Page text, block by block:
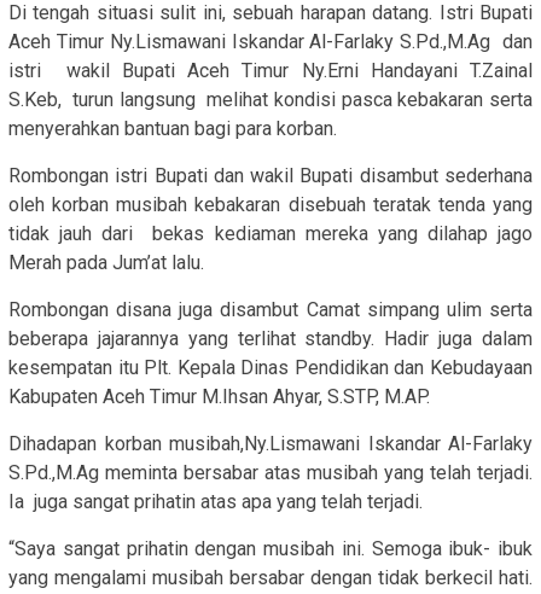
Di tengah situasi sulit ini, sebuah harapan datang. Istri Bupati
Aceh Timur Ny.Lismawani Iskandar Al-Farlaky S.Pd.,M.Ag dan
istri wakil Bupati Aceh Timur Ny.Erni Handayani T.Zainal
S.Keb, turun langsung melihat kondisi pasca kebakaran serta
menyerahkan bantuan bagi para korban.
Rombongan istri Bupati dan wakil Bupati disambut sederhana
oleh korban musibah kebakaran disebuah teratak tenda yang
tidak jauh dari bekas kediaman mereka yang dilahap jago
Merah pada Jum’at lalu.
Rombongan disana juga disambut Camat simpang ulim serta
beberapa jajarannya yang terlihat standby. Hadir juga dalam
kesempatan itu Plt. Kepala Dinas Pendidikan dan Kebudayaan
Kabupaten Aceh Timur M.Ihsan Ahyar, S.STP, M.AP.
Dihadapan korban musibah,Ny.Lismawani Iskandar Al-Farlaky
S.Pd.,M.Ag meminta bersabar atas musibah yang telah terjadi.
Ia juga sangat prihatin atas apa yang telah terjadi.
“Saya sangat prihatin dengan musibah ini. Semoga ibuk- ibuk
yang mengalami musibah bersabar dengan tidak berkecil hati.